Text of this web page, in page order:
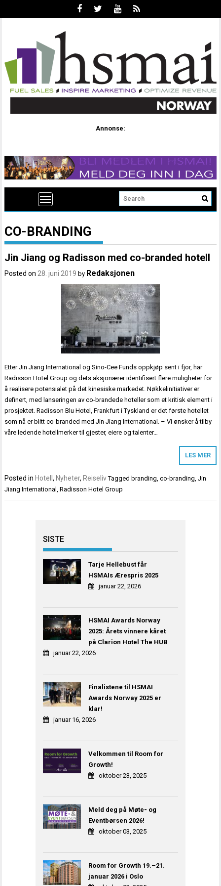
Annonse:
CO-BRANDING
Jin Jiang og Radisson med co-branded hotell
Posted on28. juni 2019 by Redaksjonen
Etter Jin Jiang International og Sino-Cee Funds oppkjøp sent i fjor, har
Radisson Hotel Group og dets aksjonærer identifisert flere muligheter for
å realisere potensialet på det kinesiske markedet. Nøkkelinitiativer er
definert, med lanseringen av co-brandede hoteller som et kritisk element i
prosjektet. Radisson Blu Hotel, Frankfurt i Tyskland er det første hotellet
som nå er blitt co-branded med Jin Jiang International. – Vi ønsker å tilby
våre ledende hotellmerker til gjester, eiere og talenter…
LES MER
Posted in Hotell, Nyheter, Reiseliv Tagged branding,co-branding,Jin
Jiang International,Radisson Hotel Group
SISTE
Tarje Hellebust får
HSMAIs Ærespris 2025
januar 22, 2026
HSMAI Awards Norway
2025: Årets vinnere kåret
på Clarion Hotel The HUB
januar 22, 2026
Finalistene til HSMAI
Awards Norway 2025 er
klar!
januar 16, 2026
Velkommen til Room for
Growth!
oktober 23, 2025
Meld deg på Møte- og
Eventbørsen 2026!
oktober 03, 2025
Room for Growth 19.–21.
januar 2026 i Oslo